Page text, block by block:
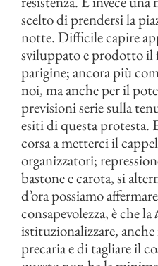
scelto di prendersi la
notte. Difficile capire
sviluppato e prodotto il
parigine; ancora più
noi, ma anche per il
previsioni serie sulla
esiti di questa protesta.
corsa a metterci il
organizzatori;
bastone e carota, si
d’ora possiamo
consapevolezza, è che la
istituzionalizzare,
precaria e di tagliare il